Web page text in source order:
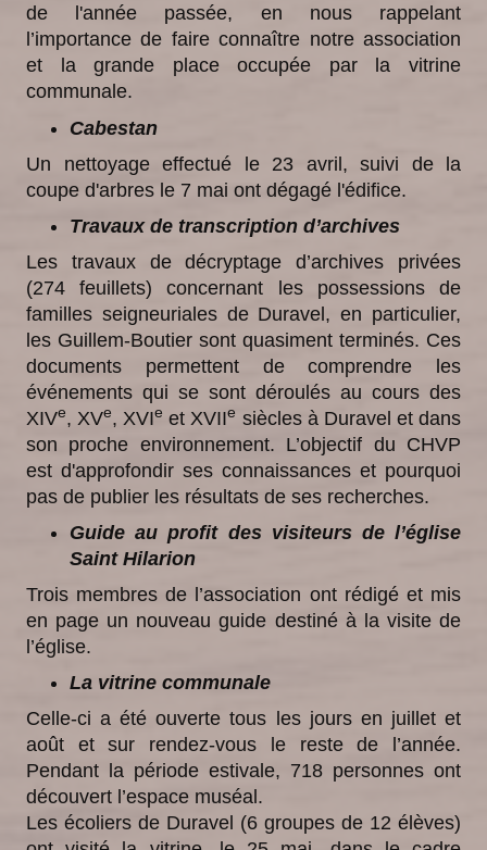
de l'année passée, en nous rappelant
l’importance de faire connaître notre association
et la grande place occupée par la vitrine
communale.
Cabestan
Un nettoyage effectué le 23 avril, suivi de la
coupe d'arbres le 7 mai ont dégagé l'édifice.
Travaux de transcription d’archives
Les travaux de décryptage d’archives privées
(274 feuillets) concernant les possessions de
familles seigneuriales de Duravel, en particulier,
les Guillem-Boutier sont quasiment terminés. Ces
documents permettent de comprendre les
événements qui se sont déroulés au cours des
XIVe, XVe, XVIe et XVIIe siècles à Duravel et dans
son proche environnement. L’objectif du CHVP
est d'approfondir ses connaissances et pourquoi
pas de publier les résultats de ses recherches.
Guide au profit des visiteurs de l’église
Saint Hilarion
Trois membres de l’association ont rédigé et mis
en page un nouveau guide destiné à la visite de
l’église.
La vitrine communale
Celle-ci a été ouverte tous les jours en juillet et
août et sur rendez-vous le reste de l’année.
Pendant la période estivale, 718 personnes ont
découvert l’espace muséal.
Les écoliers de Duravel (6 groupes de 12 élèves)